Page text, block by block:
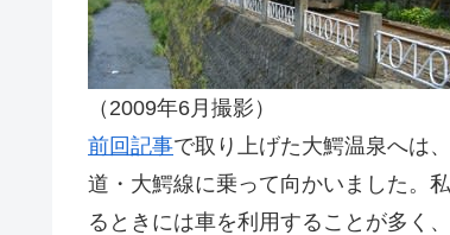
（2009年6月撮影）
前回記事で取り上げた大鰐温泉へは
道・大鰐線に乗って向かいました。
るときには車を利用することが多く